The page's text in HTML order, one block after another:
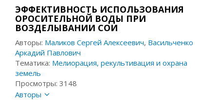
ЭФФЕКТИВНОСТЬ ИСПОЛЬЗОВАНИЯ
ОРОСИТЕЛЬНОЙ ВОДЫ ПРИ
ВОЗДЕЛЫВАНИИ СОИ
Авторы: Маликов Сергей Алексеевич, Васильченко
Аркадий Павлович
Тематика: Мелиорация, рекультивация и охрана
земель
Просмотры: 3148
Авторы